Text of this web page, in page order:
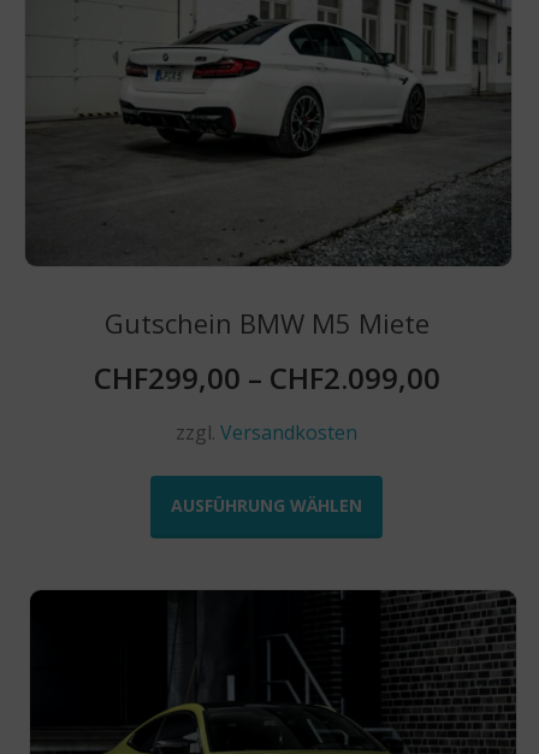
Gutschein BMW M5 Miete
CHF299,00 – CHF2.099,00
zzgl.Versandkosten
AUSFÜHRUNG WÄHLEN
auf.
Die
Optionen
können
auf
der